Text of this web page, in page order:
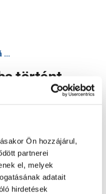
Ön hozzájárul,
partnerei
el, melyek
adatait
hirdetések
...
történt